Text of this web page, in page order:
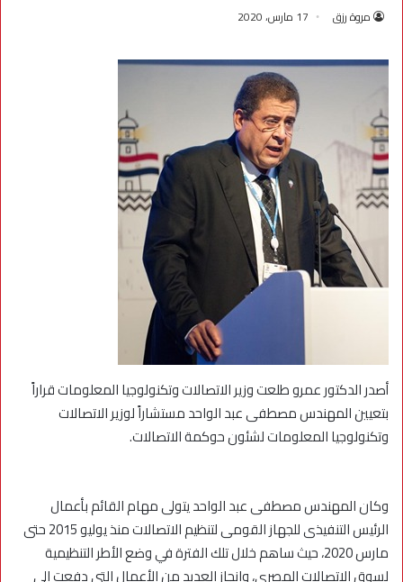
مروة رزق 17 مارس، 2020
أصدر الدكتور عمرو طلعت وزير الاتصالات وتكنولوجيا المعلومات قراراً
بتعيين المهندس مصطفى عبد الواحد مستشاراً لوزير الاتصالات
وتكنولوجيا المعلومات لشئون حوكمة الاتصالات.
وكان المهندس مصطفى عبد الواحد يتولى مهام القائم بأعمال
الرئيس التنفيذى للجهاز القومى لتنظيم الاتصالات منذ يوليو 2015 حتى
مارس 2020، حيث ساهم خلال تلك الفترة في وضع الأطر التنظيمية
لسوق الاتصالات المصرى، وانجاز العديد من الأعمال التى دفعت الى